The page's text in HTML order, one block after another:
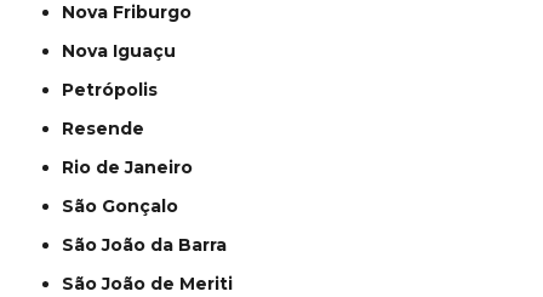
Nova Friburgo
Nova Iguaçu
Petrópolis
Resende
Rio de Janeiro
São Gonçalo
São João da Barra
São João de Meriti